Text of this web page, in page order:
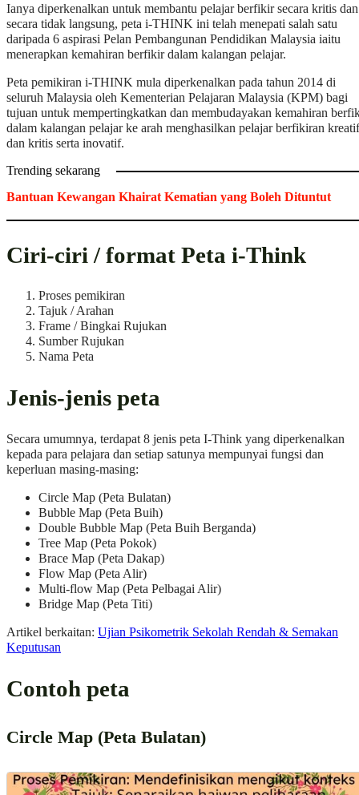
Ianya diperkenalkan untuk membantu pelajar berfikir secara kritis dan
secara tidak langsung, peta i-THINK ini telah menepati salah satu
daripada 6 aspirasi Pelan Pembangunan Pendidikan Malaysia iaitu
menerapkan kemahiran berfikir dalam kalangan pelajar.
Peta pemikiran i-THINK mula diperkenalkan pada tahun 2014 di
seluruh Malaysia oleh Kementerian Pelajaran Malaysia (KPM) bagi
tujuan untuk mempertingkatkan dan membudayakan kemahiran
dalam kalangan pelajar ke arah menghasilkan pelajar berfikiran kreatif
dan kritis serta inovatif.
Trending sekarang
Bantuan Kewangan Khairat Kematian yang Boleh Dituntut
Ciri-ciri / format Peta i-Think
Proses pemikiran
Tajuk / Arahan
Frame / Bingkai Rujukan
Sumber Rujukan
Nama Peta
Jenis-jenis peta
Secara umumnya, terdapat 8 jenis peta I-Think yang diperkenalkan
kepada para pelajara dan setiap satunya mempunyai fungsi dan
keperluan masing-masing:
Circle Map (Peta Bulatan)
Bubble Map (Peta Buih)
Double Bubble Map (Peta Buih Berganda)
Tree Map (Peta Pokok)
Brace Map (Peta Dakap)
Flow Map (Peta Alir)
Multi-flow Map (Peta Pelbagai Alir)
Bridge Map (Peta Titi)
Artikel berkaitan: Ujian Psikometrik Sekolah Rendah & Semakan
Keputusan
Contoh peta
Circle Map (Peta Bulatan)